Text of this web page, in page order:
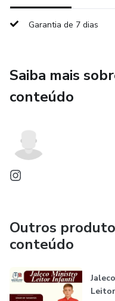
Boas Costuras
Garantia de 7 dias
Saiba mais
conteúdo
Outros
conteúdo